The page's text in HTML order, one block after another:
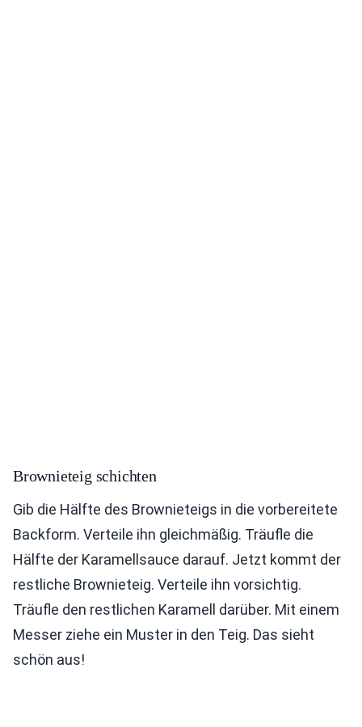
Brownieteig schichten
Gib die Hälfte des Brownieteigs in die vorbereitete
Backform. Verteile ihn gleichmäßig. Träufle die
Hälfte der Karamellsauce darauf. Jetzt kommt der
restliche Brownieteig. Verteile ihn vorsichtig.
Träufle den restlichen Karamell darüber. Mit einem
Messer ziehe ein Muster in den Teig. Das sieht
schön aus!